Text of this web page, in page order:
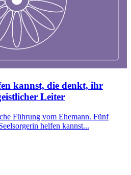
kannst, die denkt, ihr
Leiter
Führung vom Ehemann. Fünf
helfen kannst...